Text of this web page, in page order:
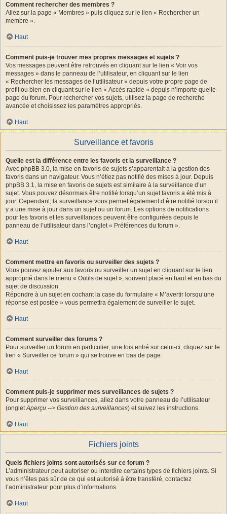
Comment rechercher des membres ?
Allez sur la page « Membres » puis cliquez sur le lien « Rechercher un
membre ».
Haut
Comment puis-je trouver mes propres messages et sujets ?
Vos messages peuvent être retrouvés en cliquant sur le lien « Voir vos
messages » dans le panneau de l’utilisateur, en cliquant sur le lien
« Rechercher les messages de l’utilisateur » depuis votre propre page de
profil ou bien en cliquant sur le lien « Accès rapide » depuis n’importe quelle
page du forum. Pour rechercher vos sujets, utilisez la page de recherche
avancée et choisissez les paramètres appropriés.
Haut
Surveillance et favoris
Quelle est la différence entre les favoris et la surveillance ?
Avec phpBB 3.0, la mise en favoris de sujets s’apparentait à la gestion des
favoris dans un navigateur. Vous n’étiez pas notifié des mises à jour. Depuis
phpBB 3.1, la mise en favoris de sujets est similaire à la surveillance d’un
sujet. Vous pouvez désormais être notifié lorsqu’un sujet favoris a été mis à
jour. Cependant, la surveillance vous permet également d’être notifié lorsqu’il
y a une mise à jour dans un sujet ou un forum. Les options de notifications
pour les favoris et les surveillances peuvent être configurées depuis le
panneau de l’utilisateur dans l’onglet « Préférences du forum ».
Haut
Comment mettre en favoris ou surveiller des sujets ?
Vous pouvez ajouter aux favoris ou surveiller un sujet en cliquant sur le lien
approprié dans le menu « Outils de sujet », souvent placé en haut et en bas du
sujet de discussion.
Répondre à un sujet en cochant la case du formulaire « M’avertir lorsqu’une
réponse est postée » vous permettra également de surveiller le sujet.
Haut
Comment surveiller des forums ?
Pour surveiller un forum en particulier, une fois entré sur celui-ci, cliquez sur le
lien « Surveiller ce forum » qui se trouve en bas de page.
Haut
Comment puis-je supprimer mes surveillances de sujets ?
Pour supprimer vos surveillances, allez dans votre panneau de l’utilisateur
(ongletAperçu --> Gestion des surveillances) et suivez les instructions.
Haut
Fichiers joints
Quels fichiers joints sont autorisés sur ce forum ?
L’administrateur peut autoriser ou interdire certains types de fichiers joints. Si
vous n’êtes pas sûr de ce qui est autorisé à être transféré, contactez
l’administrateur pour plus d’informations.
Haut